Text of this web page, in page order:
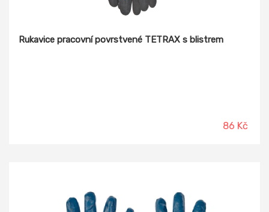
Rukavice pracovní povrstvené TETRAX s blistrem
86 Kč